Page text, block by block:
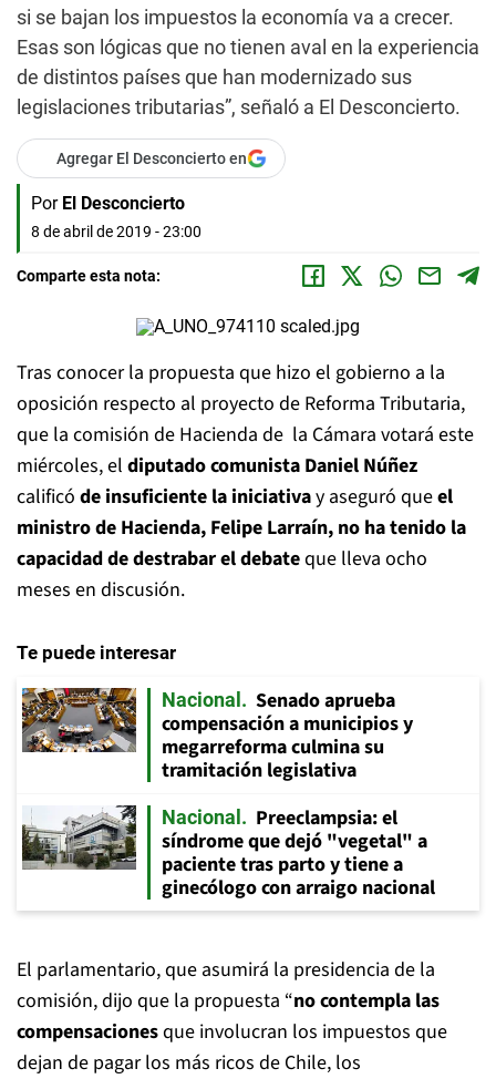
si se bajan los impuestos la economía va a crecer.
Esas son lógicas que no tienen aval en la experiencia
de distintos países que han modernizado sus
legislaciones tributarias”, señaló a El Desconcierto.
Agregar El Desconcierto en
Por El Desconcierto
8 de abril de 2019 - 23:00
Comparte esta nota:
Tras conocer la propuesta que hizo el gobierno a la
oposición respecto al proyecto de Reforma Tributaria,
que la comisión de Hacienda de la Cámara votará este
miércoles, el diputado comunista Daniel Núñez
calificó de insuficiente la iniciativay aseguró queel
ministro de Hacienda, Felipe Larraín, no ha tenido la
capacidad de destrabar el debateque lleva ocho
meses en discusión.
Te puede interesar
Nacional
Senado aprueba
compensación a municipios y
megarreforma culmina su
tramitación legislativa
Nacional
Preeclampsia: el
síndrome que dejó "vegetal" a
paciente tras parto y tiene a
ginecólogo con arraigo nacional
El parlamentario, que asumirá la presidencia de la
comisión, dijo que la propuesta “no contempla las
compensacionesque involucran los impuestos que
dejan de pagar los más ricos de Chile, los